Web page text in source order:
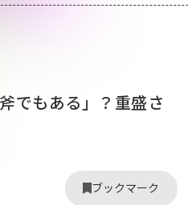
でもある」？重盛さ
ブックマーク